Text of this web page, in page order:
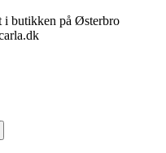
i butikken på Østerbro